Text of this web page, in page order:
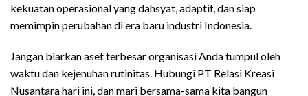
kekuatan operasional yang dahsyat, adaptif, dan siap
memimpin perubahan di era baru industri Indonesia.
Jangan biarkan aset terbesar organisasi Anda tumpul oleh
waktu dan kejenuhan rutinitas. Hubungi PT Relasi Kreasi
Nusantara hari ini, dan mari bersama-sama kita bangun